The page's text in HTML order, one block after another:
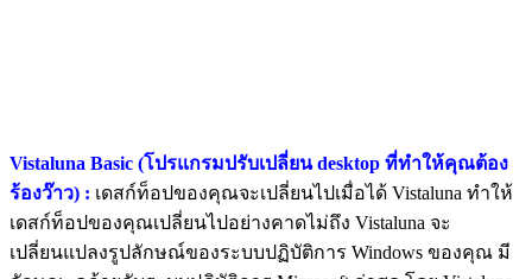
Vistaluna Basic (โปรแกรมปรับเปลี่ยน desktop ที่ทำให้คุณต้อง
ร้องว๊าว) : เดสก์ท็อปของคุณจะเปลี่ยนไปเมื่อได้ Vistaluna ทำให้
เดสก์ท็อปของคุณเปลี่ยนไปอย่างคาดไม่ถึง Vistaluna จะ
เปลี่ยนแปลงรูปลักษณ์ของระบบปฏิบัติการ Windows ของคุณ มี